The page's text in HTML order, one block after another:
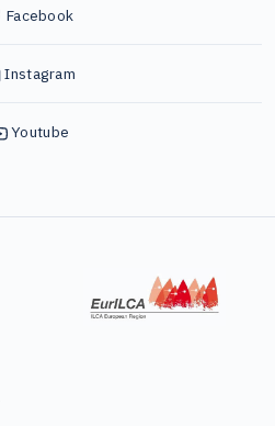
Facebook
Instagram
Youtube